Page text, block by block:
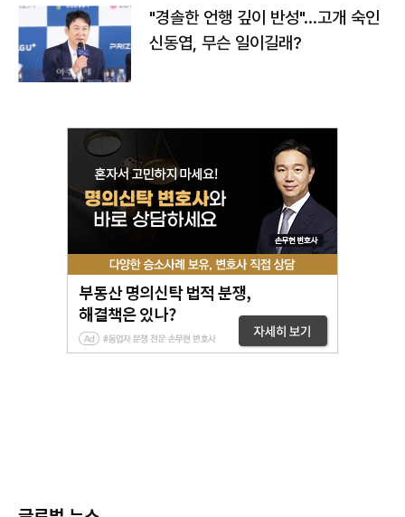
"경솔한 언행 깊이 반성"…고개 숙인
신동엽, 무슨 일이길래?